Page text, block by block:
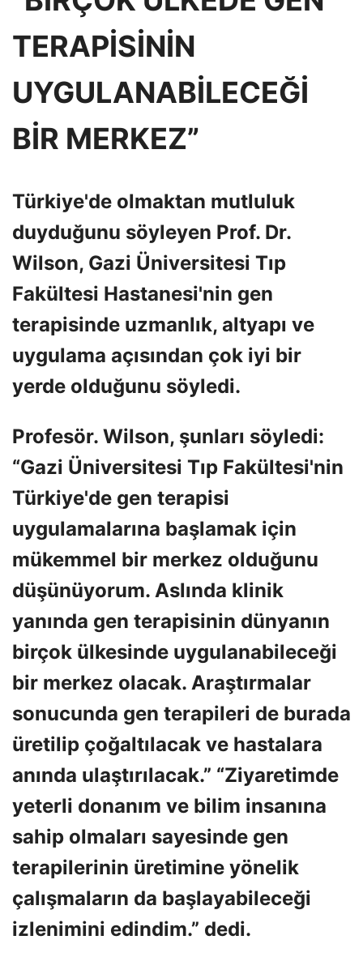
TERAPİSİNİN
UYGULANABİLECEĞİ
BİR MERKEZ”
Türkiye'de olmaktan mutluluk
duyduğunu söyleyen Prof. Dr.
Wilson, Gazi Üniversitesi Tıp
Fakültesi Hastanesi'nin gen
terapisinde uzmanlık, altyapı ve
uygulama açısından çok iyi bir
yerde olduğunu söyledi.
Profesör. Wilson, şunları söyledi:
“Gazi Üniversitesi Tıp Fakültesi'nin
Türkiye'de gen terapisi
uygulamalarına başlamak için
mükemmel bir merkez olduğunu
düşünüyorum. Aslında klinik
yanında gen terapisinin dünyanın
birçok ülkesinde uygulanabileceği
bir merkez olacak. Araştırmalar
sonucunda gen terapileri de burada
üretilip çoğaltılacak ve hastalara
anında ulaştırılacak.” “Ziyaretimde
yeterli donanım ve bilim insanına
sahip olmaları sayesinde gen
terapilerinin üretimine yönelik
çalışmaların da başlayabileceği
izlenimini edindim.” dedi.